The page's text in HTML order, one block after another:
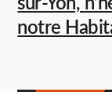
sur-Yon,
notre